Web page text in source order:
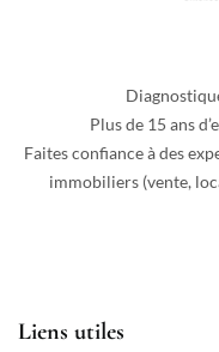
Plus de 15 ans
Faites confiance à des
immobiliers (vente,
Liens utiles